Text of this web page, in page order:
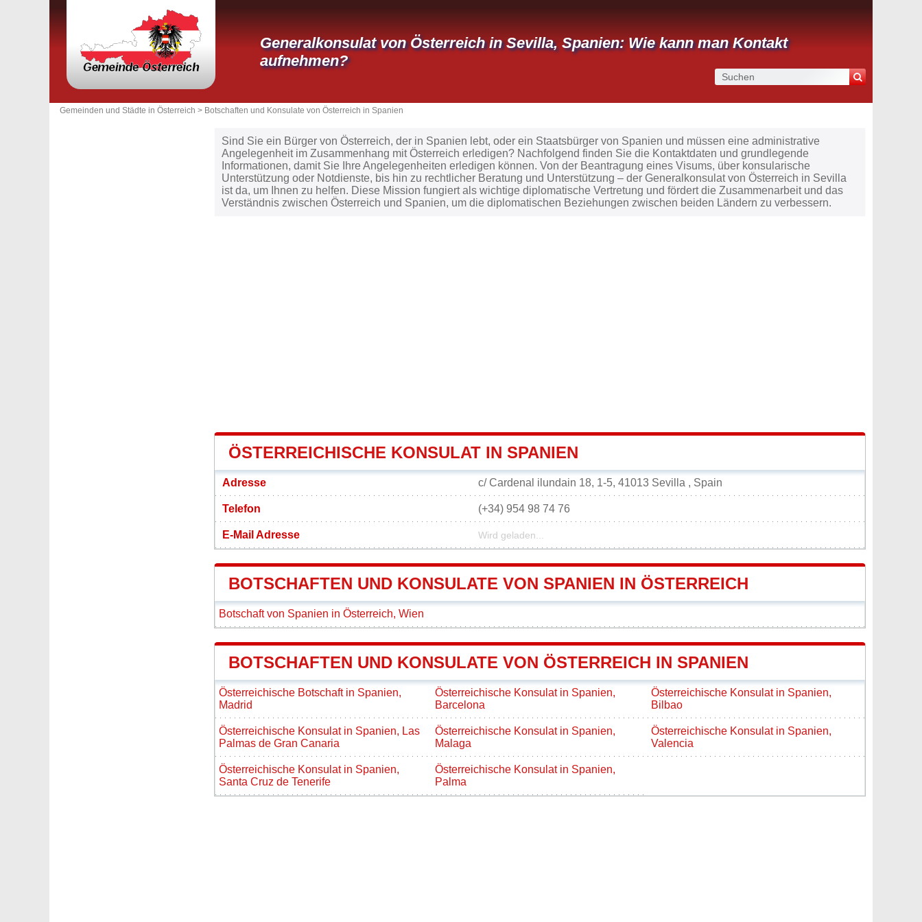
Generalkonsulat von Österreich in Sevilla, Spanien: Wie kann man Kontakt
aufnehmen?
Gemeinden und Städte in Österreich > Botschaften und Konsulate von Österreich in Spanien
Sind Sie ein Bürger von Österreich, der in Spanien lebt, oder ein Staatsbürger von Spanien und müssen eine administrative
Angelegenheit im Zusammenhang mit Österreich erledigen? Nachfolgend finden Sie die Kontaktdaten und grundlegende
Informationen, damit Sie Ihre Angelegenheiten erledigen können. Von der Beantragung eines Visums, über konsularische
Unterstützung oder Notdienste, bis hin zu rechtlicher Beratung und Unterstützung – der Generalkonsulat von Österreich in Sevilla
ist da, um Ihnen zu helfen. Diese Mission fungiert als wichtige diplomatische Vertretung und fördert die Zusammenarbeit und das
Verständnis zwischen Österreich und Spanien, um die diplomatischen Beziehungen zwischen beiden Ländern zu verbessern.
ÖSTERREICHISCHE KONSULAT IN SPANIEN
Adresse c/ Cardenal ilundain 18, 1-5, 41013 Sevilla , Spain
Telefon (+34) 954 98 74 76
E-Mail Adresse Wird geladen...
BOTSCHAFTEN UND KONSULATE VON SPANIEN IN ÖSTERREICH
Botschaft von Spanien in Österreich, Wien
BOTSCHAFTEN UND KONSULATE VON ÖSTERREICH IN SPANIEN
Österreichische Botschaft in Spanien,
Madrid
Österreichische Konsulat in Spanien,
Barcelona
Österreichische Konsulat in Spanien,
Bilbao
Österreichische Konsulat in Spanien, Las
Palmas de Gran Canaria
Österreichische Konsulat in Spanien,
Malaga
Österreichische Konsulat in Spanien,
Valencia
Österreichische Konsulat in Spanien,
Santa Cruz de Tenerife
Österreichische Konsulat in Spanien,
Palma